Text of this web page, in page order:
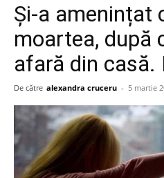
Și-a amenințat
moartea, după
afară din casă.
De către alexandra cruceru - 5 martie